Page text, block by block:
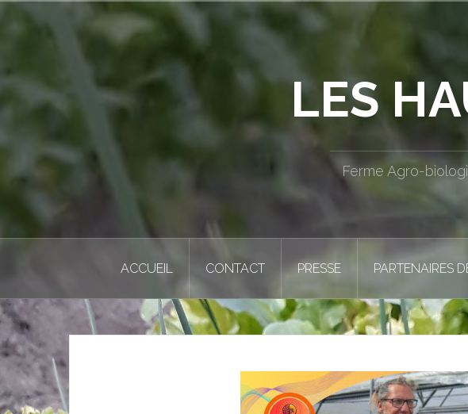
LES
Ferme Agro-
ACCUEIL CONTACT PRESSE PARTENAIRES